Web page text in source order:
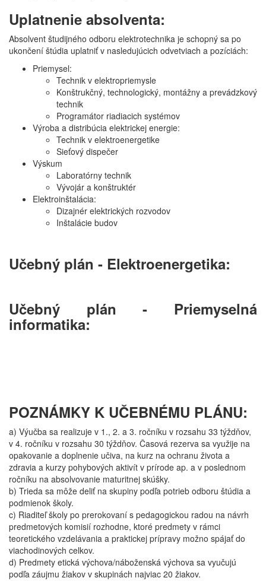
Uplatnenie absolventa:
Absolvent študijného odboru elektrotechnika je schopný sa po
ukončení štúdia uplatniť v nasledujúcich odvetviach a pozíciách:
Priemysel:
Technik v elektropriemysle
Konštrukčný, technologický, montážny a prevádzkový
technik
Programátor riadiacich systémov
Výroba a distribúcia elektrickej energie:
Technik v elektroenergetike
Sieťový dispečer
Výskum
Laboratórny technik
Vývojár a konštruktér
Elektroinštalácia:
Dizajnér elektrických rozvodov
Inštalácie budov
Učebný plán - Elektroenergetika:
Učebný plán - Priemyselná
informatika:
POZNÁMKY K UČEBNÉMU PLÁNU:
a) Výučba sa realizuje v 1., 2. a 3. ročníku v rozsahu 33 týždňov,
v 4. ročníku v rozsahu 30 týždňov. Časová rezerva sa využije na
opakovanie a doplnenie učiva, na kurz na ochranu života a
zdravia a kurzy pohybových aktivít v prírode ap. a v poslednom
ročníku na absolvovanie maturitnej skúšky.
b) Trieda sa môže deliť na skupiny podľa potrieb odboru štúdia a
podmienok školy.
c) Riaditeľ školy po prerokovaní s pedagogickou radou na návrh
predmetových komisií rozhodne, ktoré predmety v rámci
teoretického vzdelávania a praktickej prípravy možno spájať do
viachodinových celkov.
d) Predmety etická výchova/náboženská výchova sa vyučujú
podľa záujmu žiakov v skupinách najviac 20 žiakov.